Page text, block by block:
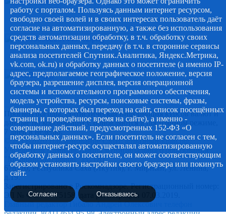
Прогноз погоды, статистическая информация курсов валют и
данные по коронавирусу, обновляются в постоянном режиме,
7 дней в неделю.
© 2012-2020 Наименование СМИ: алмазный-край.рф.
Учредитель Администрация муниципального образования
"Мирнинский район" РС (Я)
678170, Республика Саха (Якутия), г. Мирный, ул. Ленина,
д.19.
Зарегистрировано в Роскомнадзоре. Регистрационный номер:
ЭЛ № ФС 77 - 75158, дата регистрации 07.03.2019.
Главный редактор Гибало Андрей Олексович телефон
работу с порталом. Пользуясь данным интернет ресурсом,
свободно своей волей и в своих интересах пользователь даёт
согласие на автоматизированную, а также без использования
средств автоматизации обработку, в т.ч. обработку своих
персональных данных, передачу (в т.ч. в сторонние сервисы
анализа посетителей Спутник.Аналитика, Яндекс.Метрика,
vk.com, ok.ru) и обработку данных о посетителе (а именно IP-
адрес, предполагаемое географическое положение, версия
браузера, разрешение дисплея, версия операционной
системы и вспомогательного программного обеспечения,
модель устройства, ресурсы, поисковые системы, фразы,
баннеры, с которых был переход на сайт, список посещённых
страниц и проведённое время на сайте), а именно -
совершение действий, предусмотренных 152-ФЗ «О
персональных данных». Если посетитель не согласен с тем,
чтобы интернет-ресурс осуществлял автоматизированную
обработку данных о посетителе, он может соответствующим
образом установить настройки своего браузера или покинуть
сайт.
Согласен Отказываюсь